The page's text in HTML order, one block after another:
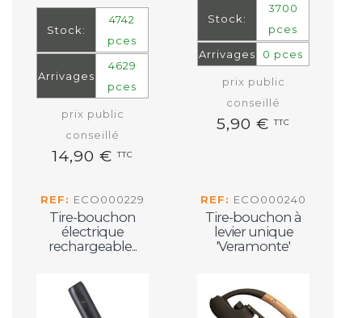
Stock:
4742
pces
Arrivages
4629
pces
prix public
conseillé
14,90 €TTC
Stock:
3700
pces
Arrivages
0 pces
prix public
conseillé
5,90 €TTC
REF: ECO000229
Tire-bouchon
électrique
rechargeable...
REF: ECO000240
Tire-bouchon à
levier unique
'Veramonte'